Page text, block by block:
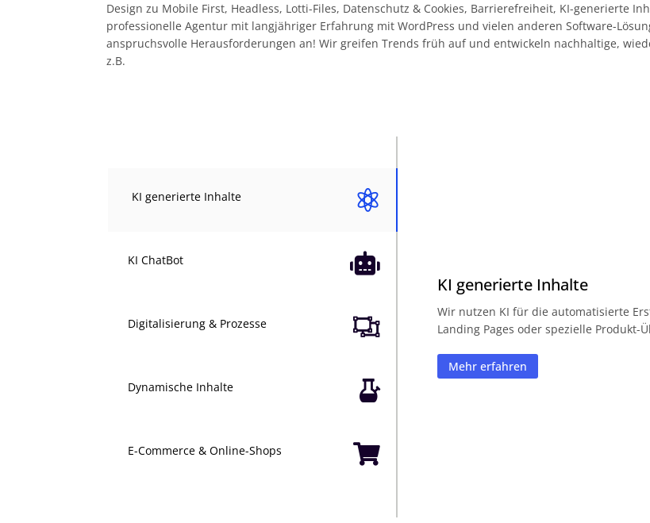
Design zu Mobile First, Headless, Lotti-Files, Datenschutz & Cookies, Barrierefreiheit, KI-generierte
professionelle Agentur mit langjähriger Erfahrung mit WordPress und vielen anderen Software-
anspruchsvolle Herausforderungen an! Wir greifen Trends früh auf und entwickeln nachhaltige,
z.B.

KI generierte Inhalte

KI ChatBot

Digitalisierung & Prozesse

Dynamische Inhalte

E-Commerce & Online-Shops
KI generierte Inhalte
Wir nutzen KI für die automatisierte
Landing Pages oder spezielle Produkt-
Mehr erfahren